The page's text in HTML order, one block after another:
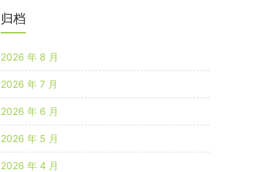
归档
2026 年 8 月
2026 年 7 月
2026 年 6 月
2026 年 5 月
2026 年 4 月